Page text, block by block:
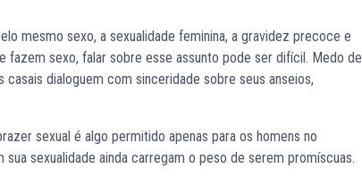
mesmo sexo, a sexualidade feminina, a gravidez precoce e
fazem sexo, falar sobre esse assunto pode ser difícil. Medo de
dialoguem com sinceridade sobre seus anseios,
sexual é algo permitido apenas para os homens no
sexualidade ainda carregam o peso de serem promíscuas.